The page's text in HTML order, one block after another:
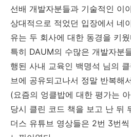
선배 개발자분들과 기술적인 이
상대적으로 적었던 입장에서 네
유는 두 회사에 대한 동경을 키
특히 DAUM의 수많은 개발자분
행된 사내 교육인 백명석 님의
브에 공유되고나서 정말 반복해
(요즘의 엉클밥에 대한 평가는
당시 클린 코드 책을 보고 난 뒤
더스 유튜브 영상들은 2번 3번